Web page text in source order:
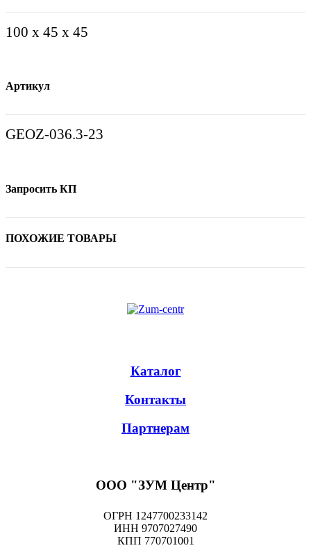
100 х 45 x 45
Артикул
GEOZ-036.3-23
Запросить КП
ПОХОЖИЕ ТОВАРЫ
Каталог
Контакты
Партнерам
ООО "ЗУМ Центр"
ОГРН 1247700233142
ИНН 9707027490
КПП 770701001